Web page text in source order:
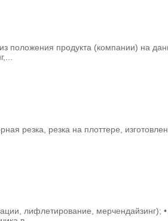
положения продукта (компании) на
резка, резка на плоттере,
лифлетирование, мерчендайзинг);